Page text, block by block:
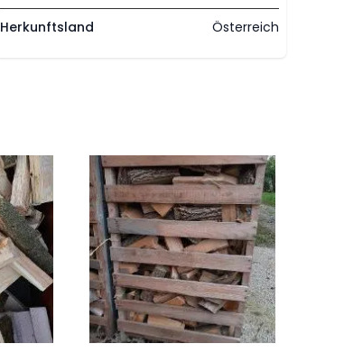
Herkunftsland Österreich